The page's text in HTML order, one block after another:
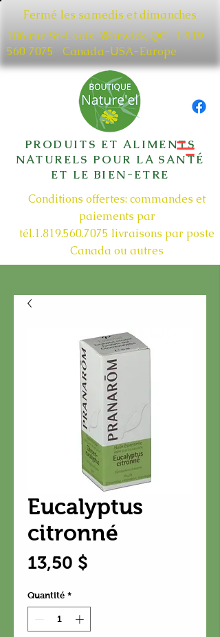
Fermé les samedis et dimanches
186 rue St-Louis, Warwick, QC​ 1.819
560 7075
Canada-USA-Europe
PRODUITS ET ALIMENTS
NATURELS POUR LA SANTÉ
ET LE BIEN-ETRE
Conditions offertes: commandes et
paiements par
tél.1.819.560.7075 livraisons par poste
Canada ou autres
Eucalyptus
citronné
13,50 $
Quantité *